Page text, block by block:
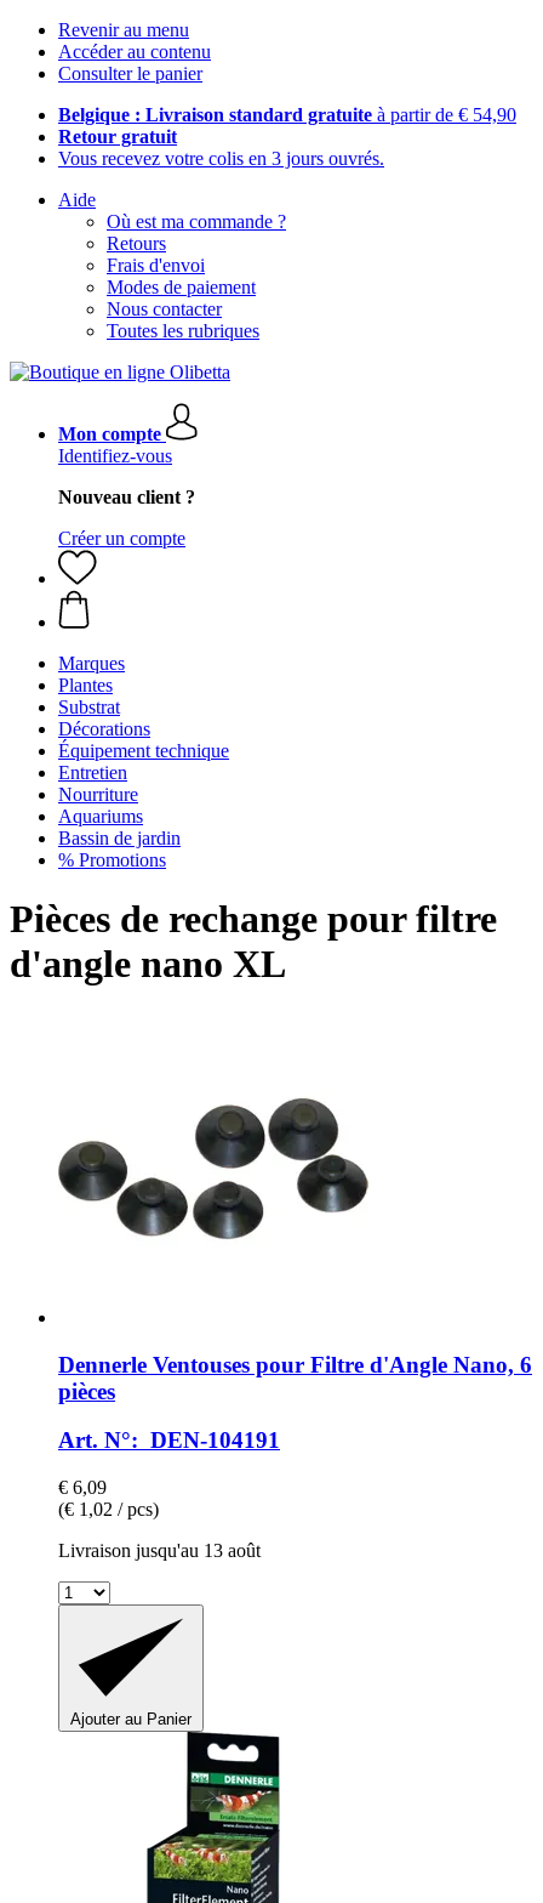
Revenir au menu
Accéder au contenu
Consulter le panier
Belgique : Livraison standard gratuite à partir de € 54,90
Retour gratuit
Vous recevez votre colis en 3 jours ouvrés.
Aide
Où est ma commande ?
Retours
Frais d'envoi
Modes de paiement
Nous contacter
Toutes les rubriques
Mon compte
Identifiez-vous
Nouveau client ?
Créer un compte
Marques
Plantes
Substrat
Décorations
Équipement technique
Entretien
Nourriture
Aquariums
Bassin de jardin
% Promotions
Pièces de rechange pour filtre
d'angle nano XL
Dennerle Ventouses pour Filtre d'Angle Nano, 6
pièces
Art. N°: DEN-104191
€ 6,09
(€ 1,02 / pcs)
Livraison jusqu'au 13 août
Ajouter au Panier